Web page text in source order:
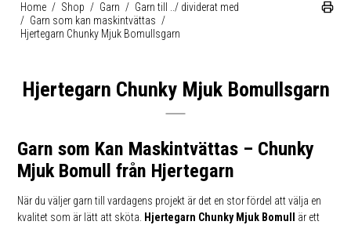
Home / Shop / Garn / Garn till ../ dividerat med
/ Garn som kan maskintvättas /
Hjertegarn Chunky Mjuk Bomullsgarn
Hjertegarn Chunky Mjuk Bomullsgarn
Garn som Kan Maskintvättas – Chunky
Mjuk Bomull från Hjertegarn
När du väljer garn till vardagens projekt är det en stor fördel att välja en
kvalitet som är lätt att sköta.
Hjertegarn Chunky Mjuk Bomull
är ett